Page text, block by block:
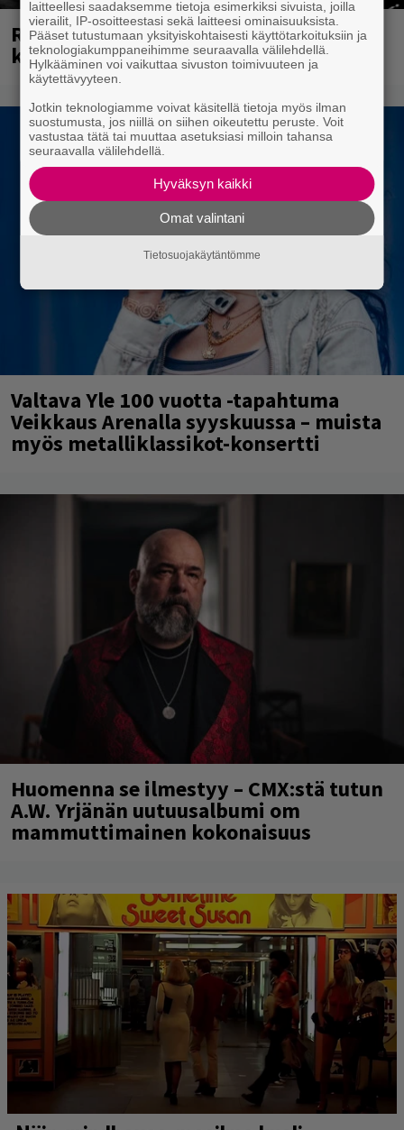
Rushin Neail Peartista ilmestyy ensi
kuussa dokumentti
Valtava Yle 100 vuotta -tapahtuma
Veikkaus Arenalla syyskuussa – muista
myös metalliklassikot-konsertti
Huomenna se ilmestyy – CMX:stä tutun
A.W. Yrjänän uutuusalbumi om
mammuttimainen kokonaisuus
laitteellesi saadaksemme tietoja esimerkiksi sivuista, joilla
vierailit, IP-osoitteestasi sekä laitteesi ominaisuuksista.
Pääset tutustumaan yksityiskohtaisesti käyttötarkoituksiin ja
teknologiakumppaneihimme seuraavalla välilehdellä.
Hylkääminen voi vaikuttaa sivuston toimivuuteen ja
käytettävyyteen.
Jotkin teknologiamme voivat käsitellä tietoja myös ilman
suostumusta, jos niillä on siihen oikeutettu peruste. Voit
vastustaa tätä tai muuttaa asetuksiasi milloin tahansa
seuraavalla välilehdellä.
Hyväksyn kaikki
Omat valintani
Tietosuojakäytäntömme